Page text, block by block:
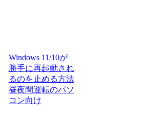
Windows 11/10が
勝手に再起動され
るのを止める方法
昼夜間運転のパソ
コン向け